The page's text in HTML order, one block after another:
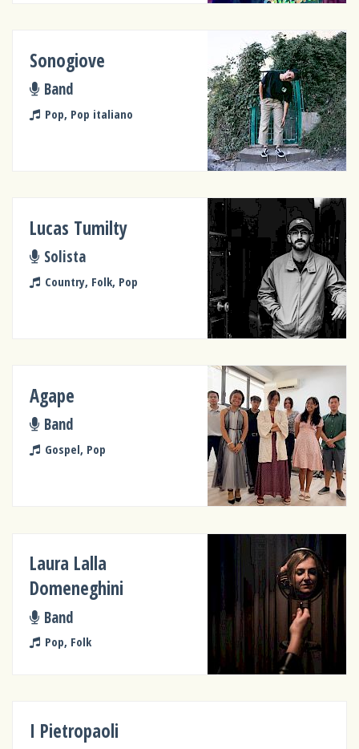
Sonogiove
Band
Pop, Pop italiano
Lucas Tumilty
Solista
Country, Folk, Pop
Agape
Band
Gospel, Pop
Laura Lalla
Domeneghini
Band
Pop, Folk
I Pietropaoli